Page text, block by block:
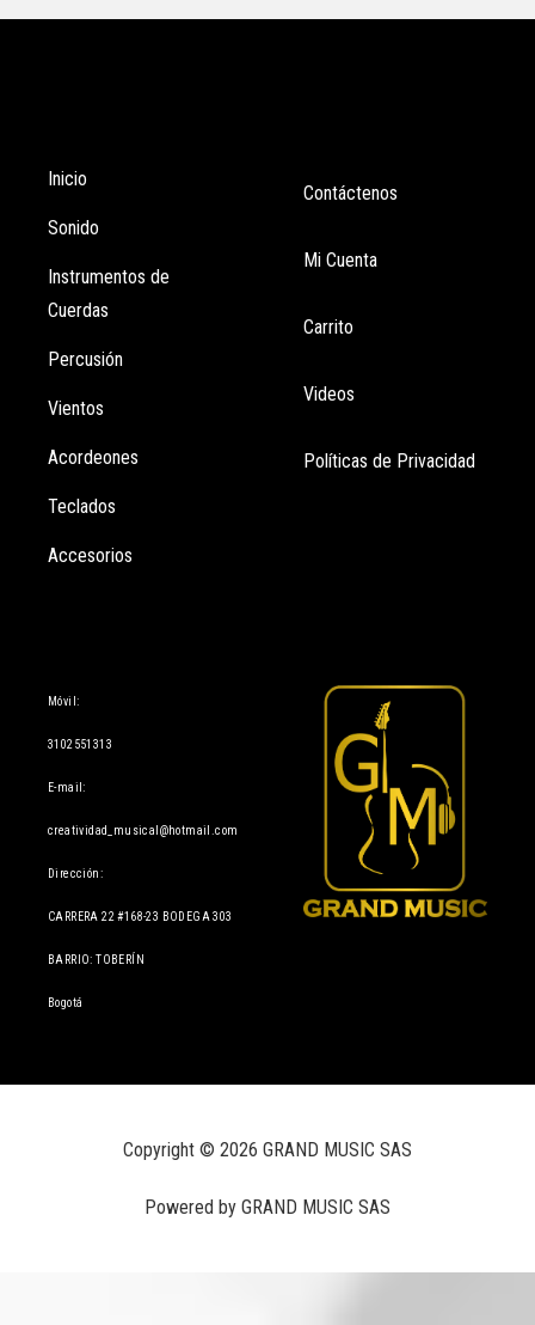
Inicio
Sonido
Instrumentos de
Cuerdas
Percusión
Vientos
Acordeones
Teclados
Accesorios
Contáctenos
Mi Cuenta
Carrito
Videos
Políticas de Privacidad
Móvil:
3102551313
E-mail:
creatividad_musical@hotmail.com
Dirección:
CARRERA 22 #168-23 BODEGA 303
BARRIO: TOBERÍN
Bogotá
Copyright © 2026 GRAND MUSIC SAS
Powered by GRAND MUSIC SAS